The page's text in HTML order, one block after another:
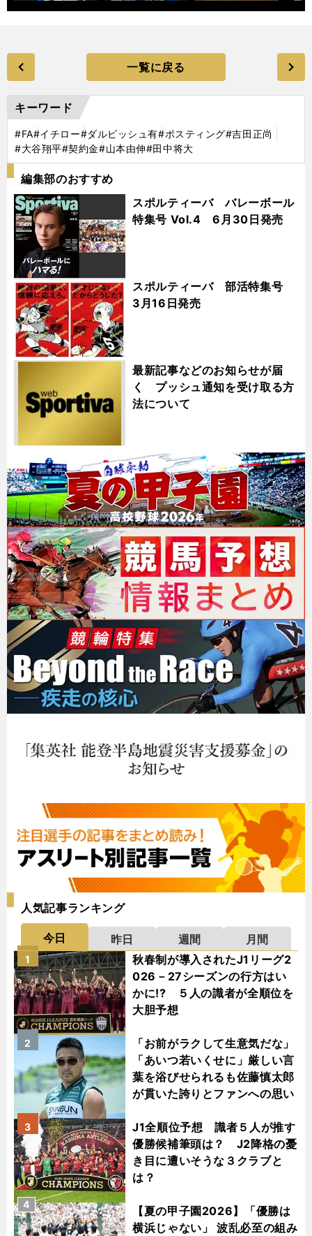
一覧に戻る
キーワード
#FA#イチロー#ダルビッシュ有#ポスティング#吉田正尚
#大谷翔平#契約金#山本由伸#田中将大
編集部のおすすめ
スポルティーバ バレーボール
特集号 Vol.4 6月30日発売
スポルティーバ 部活特集号
3月16日発売
最新記事などのお知らせが届
く プッシュ通知を受け取る方
法について
人気記事ランキング
今日 昨日 週間
月間
秋春制が導入されたJ1リーグ2
026－27シーズンの行方はい
かに!? ５人の識者が全順位を
大胆予想
1
「お前がラクして生意気だな」
「あいつ若いくせに」厳しい言
葉を浴びせられるも佐藤慎太郎
が貫いた誇りとファンへの思い
2
J1全順位予想 識者５人が推す
優勝候補筆頭は？ J2降格の憂
き目に遭いそうな３クラブと
は？
3
【夏の甲子園2026】「優勝は
横浜じゃない」 波乱必至の組み
4